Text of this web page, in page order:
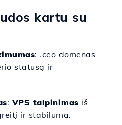
kartu su
: .ceo domenas
statusą ir
:VPS talpinimas iš
ir stabilumą.